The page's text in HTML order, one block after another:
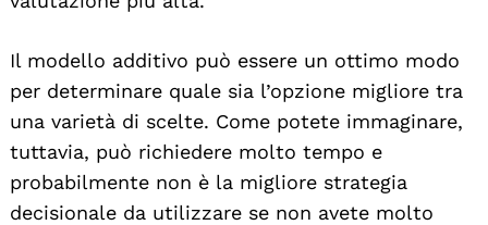
Il modello additivo può essere un ottimo modo
per determinare quale sia l’opzione migliore tra
una varietà di scelte. Come potete immaginare,
tuttavia, può richiedere molto tempo e
probabilmente non è la migliore strategia
decisionale da utilizzare se non avete molto